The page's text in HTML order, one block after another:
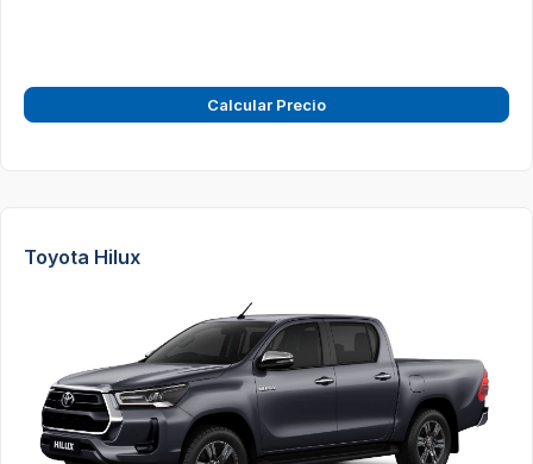
Calcular Precio
Toyota Hilux